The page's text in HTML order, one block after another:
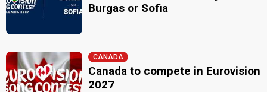
Burgas or Sofia
CANADA
Canada to compete in Eurovision
2027